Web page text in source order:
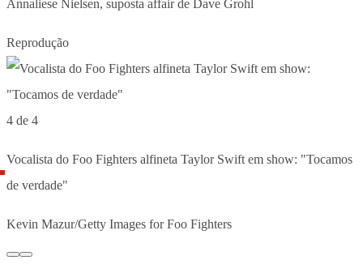
Annaliese Nielsen, suposta affair de Dave Grohl
Reprodução
4 de 4
Vocalista do Foo Fighters alfineta Taylor Swift em show: "Tocamos
de verdade"
Kevin Mazur/Getty Images for Foo Fighters